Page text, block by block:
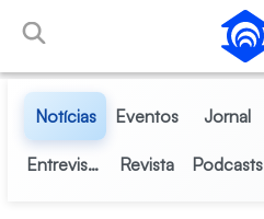
Pular para o Conteúdo principal
Notícias Eventos Jornal
Entrevistas Revista Podcasts